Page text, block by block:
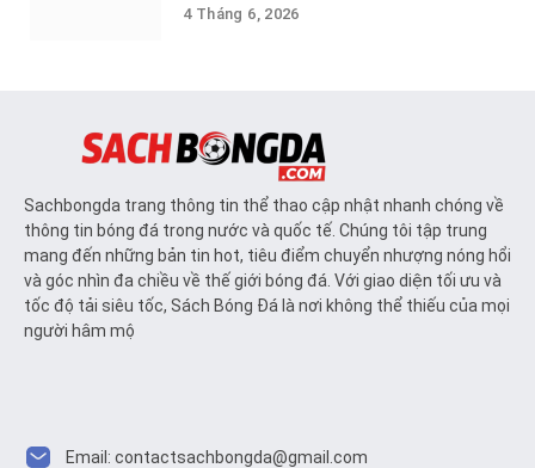
4 Tháng 6, 2026
Sachbongda trang thông tin thể thao cập nhật nhanh chóng về
thông tin bóng đá trong nước và quốc tế. Chúng tôi tập trung
mang đến những bản tin hot, tiêu điểm chuyển nhượng nóng hổi
và góc nhìn đa chiều về thế giới bóng đá. Với giao diện tối ưu và
tốc độ tải siêu tốc, Sách Bóng Đá là nơi không thể thiếu của mọi
người hâm mộ
Email: contactsachbongda@gmail.com